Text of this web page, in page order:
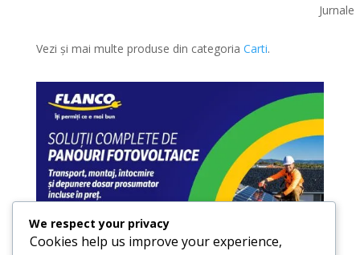
Jurnale
Vezi și mai multe produse din categoria Carti.
We respect your privacy
Cookies help us improve your experience,